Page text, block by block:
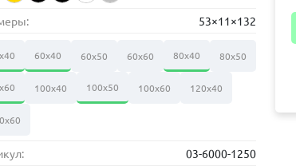
53×11×132
60х40 60х50 60х60 80х40 80х50
100х40 100х50 100х60 120х40
03-6000-1250